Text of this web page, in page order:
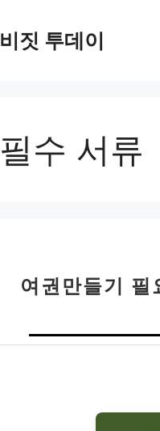
비짓 투데이
필수 서류
여권만들기